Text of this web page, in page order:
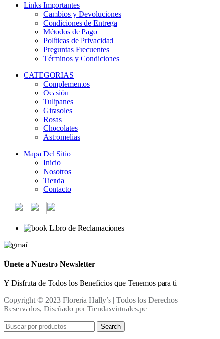
Links Importantes
Cambios y Devoluciones
Condiciones de Entrega
Métodos de Pago
Políticas de Privacidad
Preguntas Frecuentes
Términos y Condiciones
CATEGORIAS
Complementos
Ocasión
Tulipanes
Girasoles
Rosas
Chocolates
Astromelias
Mapa Del Sitio
Inicio
Nosotros
Tienda
Contacto
Libro de Reclamaciones
Únete a Nuestro Newsletter
Y Disfruta de Todos los Beneficios que Tenemos para ti
Copyright © 2023 Floreria Hally’s | Todos los Derechos
Reservados, Diseñado porTiendasvirtuales.pe
Search